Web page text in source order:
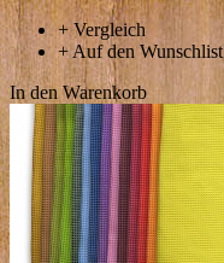
+Vergleich
+Auf den Wunschlist
In den Warenkorb